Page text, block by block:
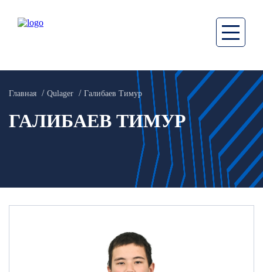
Главная Qulager Галибаев Тимур
ГАЛИБАЕВ ТИМУР